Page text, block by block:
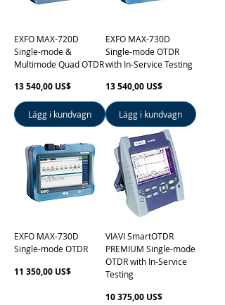
EXFO MAX-720D
Single-mode &
Multimode Quad OTDR
Pris
13 540,00 US$
Lägg i kundvagn
EXFO MAX-730D
Single-mode OTDR
with In-Service Testing
Pris
13 540,00 US$
Lägg i kundvagn
EXFO MAX-730D
Single-mode OTDR
Pris
11 350,00 US$
VIAVI SmartOTDR
PREMIUM Single-mode
OTDR with In-Service
Testing
Pris
10 375,00 US$